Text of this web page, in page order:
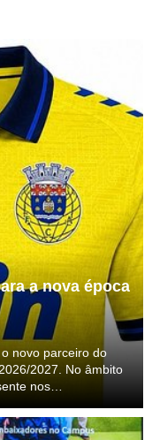
a nova época
novo parceiro do
2027. No âmbito
nos
de uma nova ...